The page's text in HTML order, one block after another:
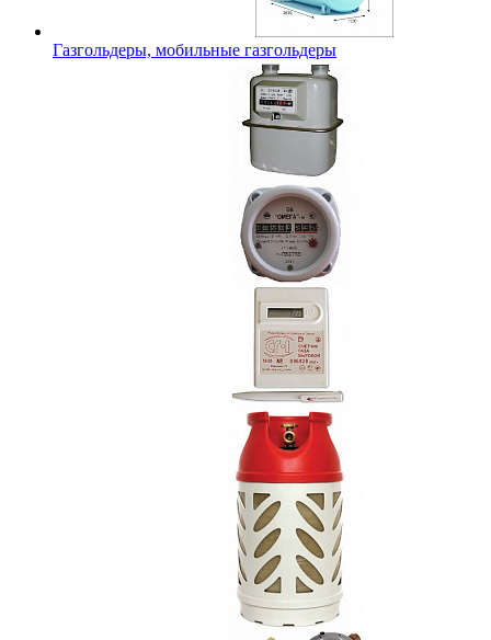
Газгольдеры, мобильные газгольдеры